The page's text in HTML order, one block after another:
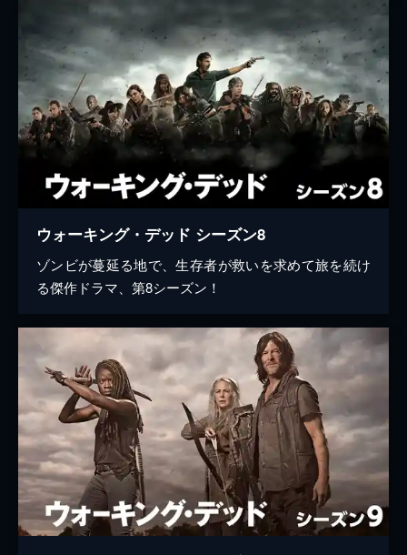
ウォーキング・デッド シーズン8
ゾンビが蔓延る地で、生存者が救いを求めて旅を続け
る傑作ドラマ、第8シーズン！